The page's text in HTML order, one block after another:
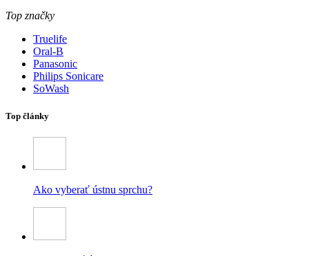
Top značky
Truelife
Oral-B
Panasonic
Philips Sonicare
SoWash
Top články
Ako vyberať ústnu sprchu?